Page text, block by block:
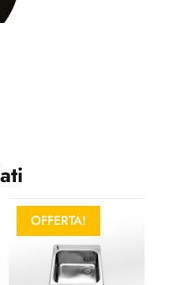
OFFERTA!